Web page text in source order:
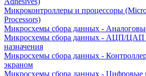
Микроконтроллеры и процессоры
Processors)
Микросхемы сбора данных -
Микросхемы сбора данных - АЦП/ЦАП
назначения
Микросхемы сбора данных -
экраном
Микросхемы сбора данных - Цифровые